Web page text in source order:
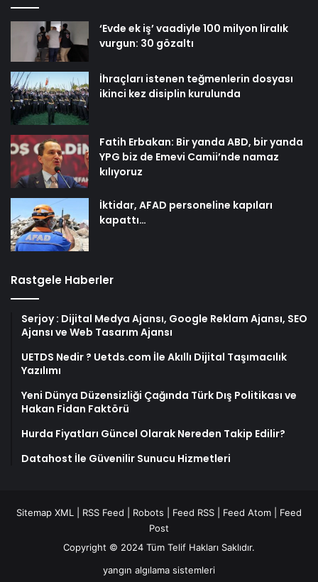
‘Evde ek iş’ vaadiyle 100 milyon liralık
vurgun: 30 gözaltı
İhraçları istenen teğmenlerin dosyası
ikinci kez disiplin kurulunda
Fatih Erbakan: Bir yanda ABD, bir yanda
YPG biz de Emevi Camii’nde namaz
kılıyoruz
İktidar, AFAD personeline kapıları
kapattı…
Rastgele Haberler
Serjoy : Dijital Medya Ajansı, Google Reklam Ajansı, SEO
Ajansı ve Web Tasarım Ajansı
UETDS Nedir ? Uetds.com İle Akıllı Dijital Taşımacılık
Yazılımı
Yeni Dünya Düzensizliği Çağında Türk Dış Politikası ve
Hakan Fidan Faktörü
Hurda Fiyatları Güncel Olarak Nereden Takip Edilir?
Datahost İle Güvenilir Sunucu Hizmetleri
Sitemap XML RSS Feed Robots Feed RSS Feed Atom
Feed
Post
Copyright © 2024 Tüm Telif Hakları Saklıdır.
yangın algılama sistemleri